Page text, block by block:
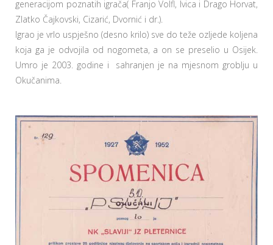
generacijom poznatih igrača( Franjo Volfl, Ivica i Drago Horvat,
Zlatko Čajkovski, Cizarić, Dvornić i dr.).
Igrao je vrlo uspješno (desno krilo) sve do teže ozljede koljena
koja ga je odvojila od nogometa, a on se preselio u Osijek.
Umro je 2003. godine i sahranjen je na mjesnom groblju u
Okučanima.